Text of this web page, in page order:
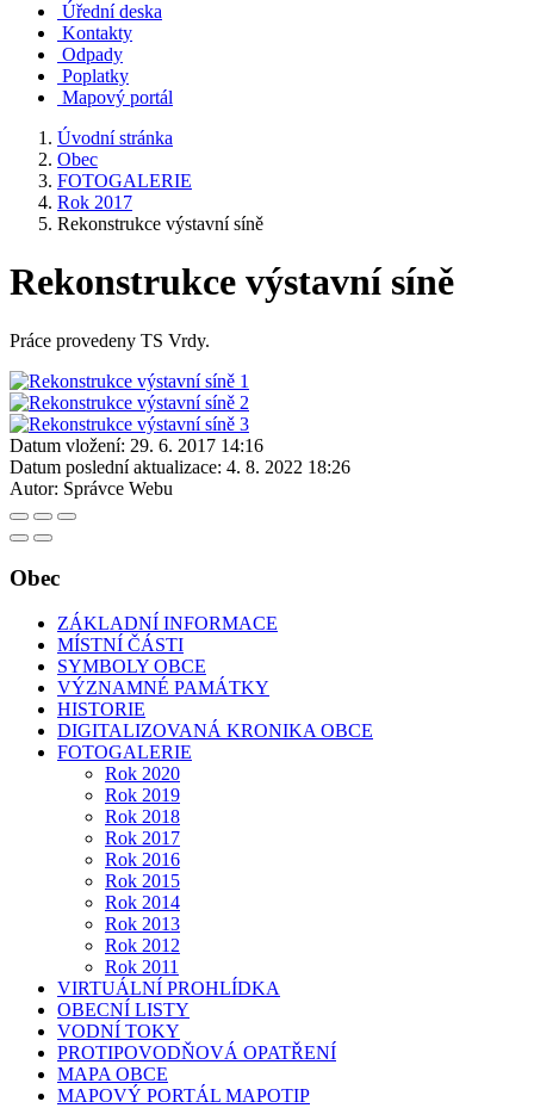
Úřední deska
Kontakty
Odpady
Poplatky
Mapový portál
Úvodní stránka
Obec
FOTOGALERIE
Rok 2017
Rekonstrukce výstavní síně
Rekonstrukce výstavní síně
Práce provedeny TS Vrdy.
Datum vložení: 29. 6. 2017 14:16
Datum poslední aktualizace: 4. 8. 2022 18:26
Autor: Správce Webu
Obec
ZÁKLADNÍ INFORMACE
MÍSTNÍ ČÁSTI
SYMBOLY OBCE
VÝZNAMNÉ PAMÁTKY
HISTORIE
DIGITALIZOVANÁ KRONIKA OBCE
FOTOGALERIE
Rok 2020
Rok 2019
Rok 2018
Rok 2017
Rok 2016
Rok 2015
Rok 2014
Rok 2013
Rok 2012
Rok 2011
VIRTUÁLNÍ PROHLÍDKA
OBECNÍ LISTY
VODNÍ TOKY
PROTIPOVODŇOVÁ OPATŘENÍ
MAPA OBCE
MAPOVÝ PORTÁL MAPOTIP